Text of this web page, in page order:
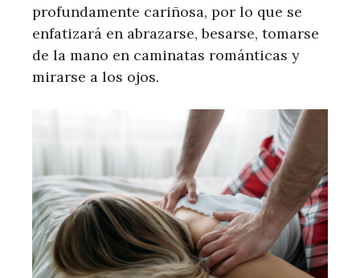
profundamente cariñosa, por lo que se
enfatizará en abrazarse, besarse, tomarse
de la mano en caminatas románticas y
mirarse a los ojos.